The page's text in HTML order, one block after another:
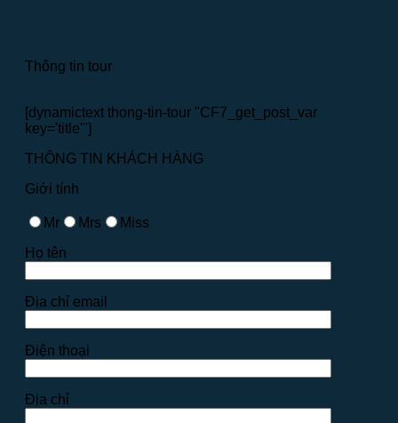
Thông tin tour
[dynamictext thong-tin-tour "CF7_get_post_var
key='title'"]
THÔNG TIN KHÁCH HÀNG
Giới tính
Mr Mrs
Miss
Họ tên
Địa chỉ email
Điện thoại
Địa chỉ